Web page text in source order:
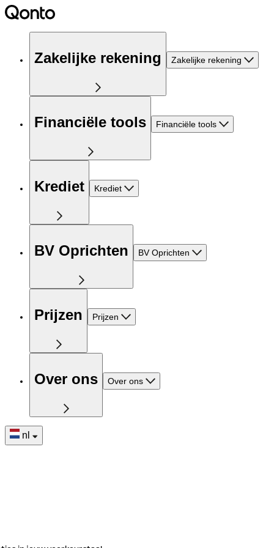
Zakelijke rekening Zakelijke rekening
Financiële tools Financiële tools
Krediet Krediet
BV Oprichten BV Oprichten
Prijzen Prijzen
Over ons Over ons
nl